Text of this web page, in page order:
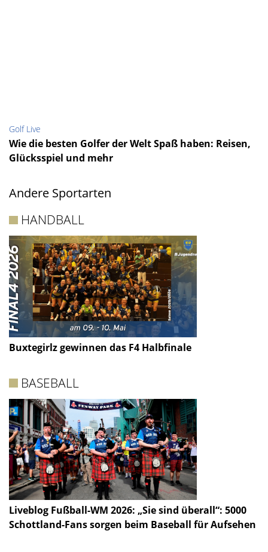
Golf Live
Wie die besten Golfer der Welt Spaß haben: Reisen,
Glücksspiel und mehr
Andere Sportarten
HANDBALL
Buxtegirlz gewinnen das F4 Halbfinale
BASEBALL
Liveblog Fußball-WM 2026: „Sie sind überall“: 5000
Schottland-Fans sorgen beim Baseball für Aufsehen